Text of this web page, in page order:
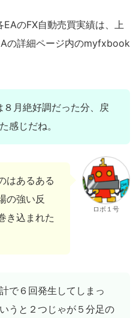
のFX自動売買実績は、上
の詳細ページ内のmyfxbook
月絶好調だった分、戻
感じだね。
はあるある
の強い反
き込まれた
ロボ１号
で６回発生してしまっ
うと２つじゃが５分足の